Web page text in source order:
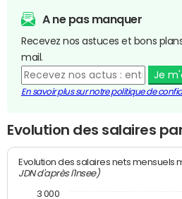
A ne pas manquer
Recevez nos astuces et bons
mail.
Je
En savoir plus sur notre politique de
Evolution des salaires
Evolution des salaires nets mensuels
JDN d'après l'Insee)
3 000